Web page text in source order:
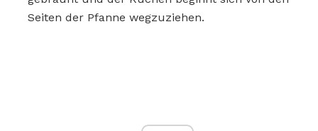
Seiten der Pfanne wegzuziehen.